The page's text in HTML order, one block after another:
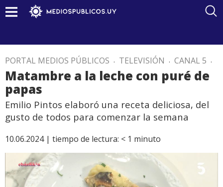
PORTAL MEDIOS PÚBLICOS . TELEVISIÓN . CANAL 5 .
Matambre a la leche con puré de
papas
Emilio Pintos elaboró una receta deliciosa, del
gusto de todos para comenzar la semana
10.06.2024 | tiempo de lectura: < 1 minuto